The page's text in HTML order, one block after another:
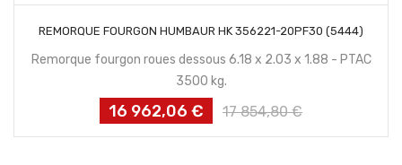
REMORQUE FOURGON HUMBAUR HK 356221-20PF30 (5444)
Remorque fourgon roues dessous 6.18 x 2.03 x 1.88 - PTAC
3500 kg.
Prix
16 962,06 €
Prix
17 854,80 €